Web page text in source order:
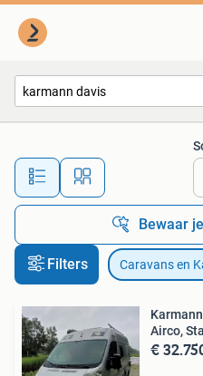
Alle
Bewaar
Filters Caravans en
Airco,
€